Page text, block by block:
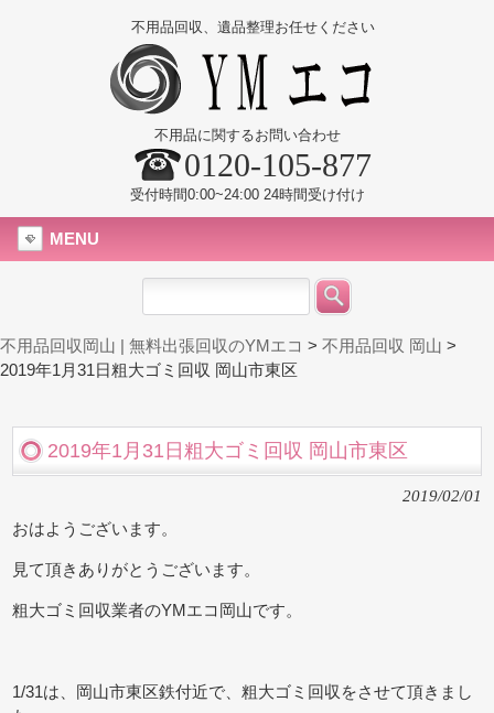
不用品回収、遺品整理お任せください
不用品に関するお問い合わせ
0120-105-877
受付時間0:00~24:00 24時間受け付け
MENU
不用品回収岡山 | 無料出張回収のYMエコ > 不用品回収 岡山 >
2019年1月31日粗大ゴミ回収 岡山市東区
2019年1月31日粗大ゴミ回収 岡山市東区
2019/02/01
おはようございます。
見て頂きありがとうございます。
粗大ゴミ回収業者のYMエコ岡山です。
1/31は、岡山市東区鉄付近で、粗大ゴミ回収をさせて頂きまし